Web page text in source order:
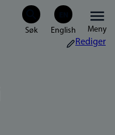
Meny
Rediger